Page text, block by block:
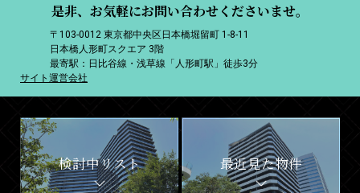
是非、お気軽にお問い合わせくださいませ。
〒103-0012 東京都中央区日本橋堀留町 1-8-11
日本橋人形町スクエア 3階
最寄駅：日比谷線・浅草線「人形町駅」徒歩3分
サイト運営会社
検討中リスト 最近見た物件